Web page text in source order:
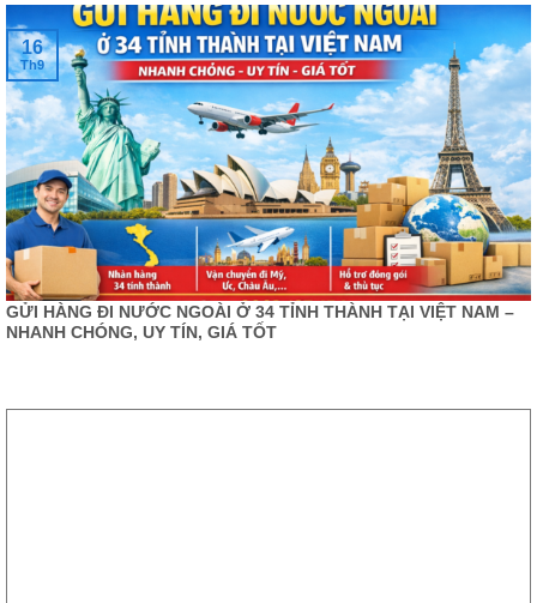
GỬI HÀNG ĐI NƯỚC NGOÀI Ở 34 TỈNH THÀNH TẠI VIỆT NAM –
NHANH CHÓNG, UY TÍN, GIÁ TỐT
16
Th9